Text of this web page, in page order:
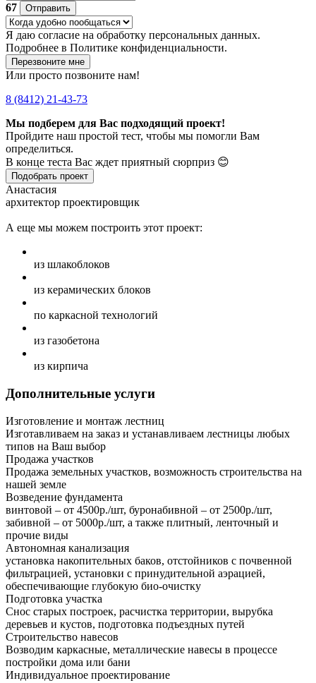
67
Отправить
Я даю согласие на обработку персональных данных.
Подробнее в Политике конфиденциальности.
Перезвоните мне
Или просто позвоните нам!
8 (8412) 21-43-73
Мы подберем для Вас подходящий проект!
Пройдите наш простой тест, чтобы мы помогли Вам
определиться.
В конце теста Вас ждет приятный сюрприз 😊
Подобрать проект
Анастасия
архитектор проектировщик
А еще мы можем построить этот проект:
из шлакоблоков
из керамических блоков
по каркасной технологий
из газобетона
из кирпича
Дополнительные услуги
Изготовление и монтаж лестниц
Изготавливаем на заказ и устанавливаем лестницы любых
типов на Ваш выбор
Продажа участков
Продажа земельных участков, возможность строительства на
нашей земле
Возведение фундамента
винтовой – от 4500р./шт, буронабивной – от 2500р./шт,
забивной – от 5000р./шт, а также плитный, ленточный и
прочие виды
Автономная канализация
установка накопительных баков, отстойников с почвенной
фильтрацией, установки с принудительной аэрацией,
обеспечивающие глубокую био-очистку
Подготовка участка
Снос старых построек, расчистка территории, вырубка
деревьев и кустов, подготовка подъездных путей
Строительство навесов
Возводим каркасные, металлические навесы в процессе
постройки дома или бани
Индивидуальное проектирование